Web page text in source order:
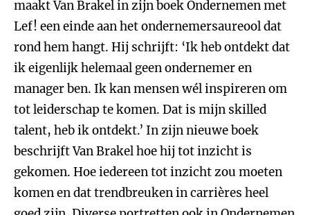
maakt Van Brakel in zijn boek Ondernemen met
Lef! een einde aan het ondernemersaureool dat
rond hem hangt. Hij schrijft: ‘Ik heb ontdekt dat
ik eigenlijk helemaal geen ondernemer en
manager ben. Ik kan mensen wél inspireren om
tot leiderschap te komen. Dat is mijn skilled
talent, heb ik ontdekt.’ In zijn nieuwe boek
beschrijft Van Brakel hoe hij tot inzicht is
gekomen. Hoe iedereen tot inzicht zou moeten
komen en dat trendbreuken in carrières heel